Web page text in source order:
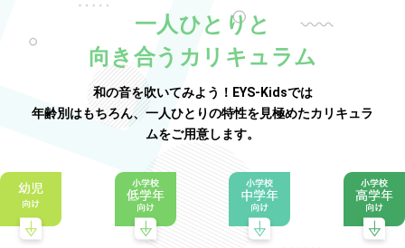
一人ひとりと
向き合うカリキュラム
和の音を吹いてみよう！EYS-Kidsでは
年齢別はもちろん、一人ひとりの特性を見極めたカリキュラ
ムをご用意します。